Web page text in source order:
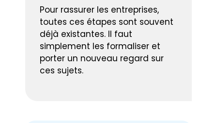
Pour rassurer les entreprises,
toutes ces étapes sont souvent
déjà existantes. Il faut
simplement les formaliser et
porter un nouveau regard sur
ces sujets.